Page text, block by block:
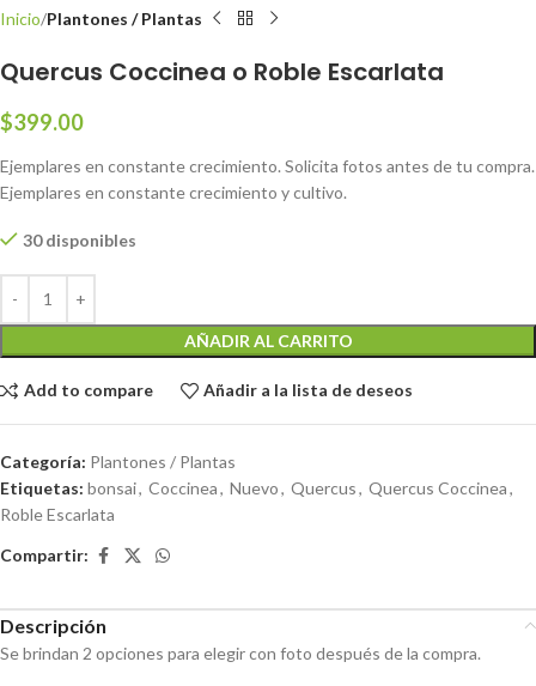
Inicio Plantones / Plantas
Quercus Coccinea o Roble Escarlata
$399.00
Ejemplares en constante crecimiento. Solicita fotos antes de tu compra.
Ejemplares en constante crecimiento y cultivo.
30 disponibles
AÑADIR AL CARRITO
Add to compare Añadir a la lista de deseos
Categoría: Plantones / Plantas
Etiquetas: bonsai, Coccinea, Nuevo, Quercus, Quercus Coccinea,
Roble Escarlata
Compartir:
Descripción
Se brindan 2 opciones para elegir con foto después de la compra.